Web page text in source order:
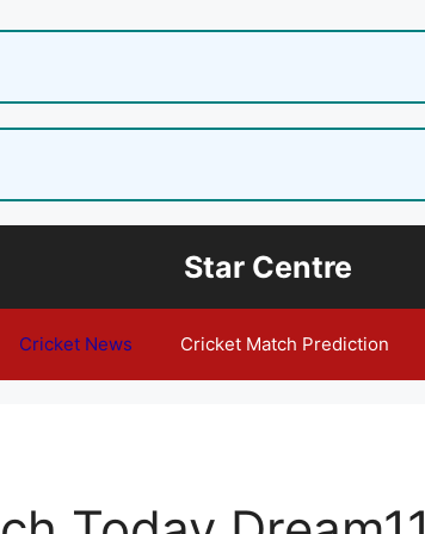
Star Centre
Cricket News Cricket Match Prediction